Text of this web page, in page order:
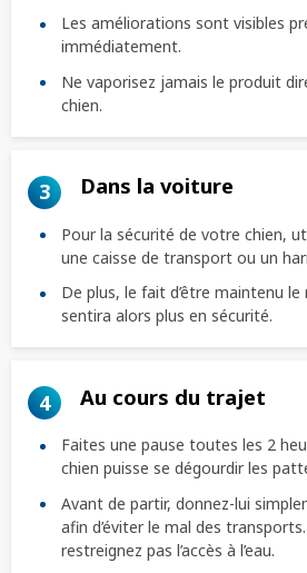
Les améliorations sont visibles
immédiatement.
Ne vaporisez jamais le produit
chien.
3 Dans la voiture
Pour la sécurité de votre chien,
une caisse de transport ou un
De plus, le fait d’être maintenu le
sentira alors plus en sécurité.
4 Au cours du trajet
Faites une pause toutes les 2
chien puisse se dégourdir les
Avant de partir, donnez-lui
afin d’éviter le mal des
restreignez pas l’accès à l’eau.